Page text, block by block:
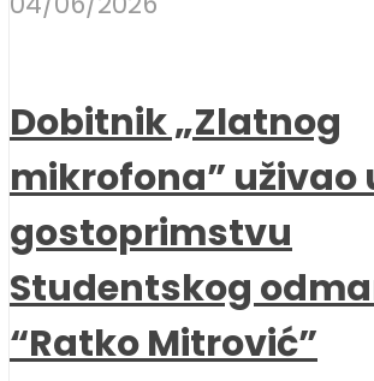
Dobitnik „Zlatnog
mikrofona” uživao
gostoprimstvu
Studentskog
“Ratko Mitrović”